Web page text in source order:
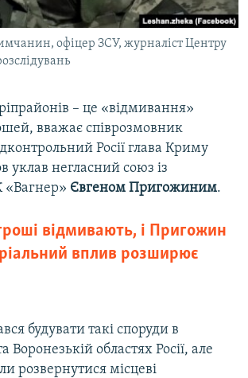
офіцер ЗСУ, журналіст Центру
– це «відмивання»
вважає співрозмовник
Росії глава Криму
уклав негласний союз із
Євгеном Пригожиним.
відмивають, і Пригожин
вплив розширює
будувати такі споруди в
Воронезькій областях Росії, але
розвернутися місцеві